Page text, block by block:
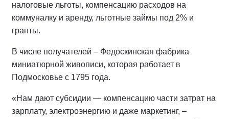
налоговые льготы, компенсацию расходов на
коммуналку и аренду, льготные займы под 2% и
гранты.
В числе получателей – Федоскинская фабрика
миниатюрной живописи, которая работает в
Подмосковье с 1795 года.
«Нам дают субсидии — компенсацию части затрат на
зарплату, электроэнергию и даже маркетинг, –